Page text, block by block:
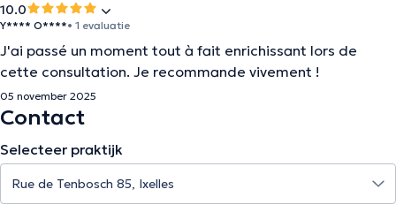
10.0
Y**** O****• 1 evaluatie
J'ai passé un moment tout à fait enrichissant lors de
cette consultation. Je recommande vivement !
05 november 2025
Contact
Selecteer praktijk